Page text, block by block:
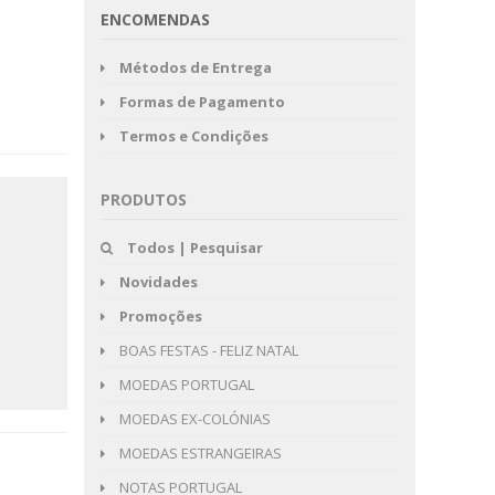
ENCOMENDAS
Métodos de Entrega
Formas de Pagamento
Termos e Condições
PRODUTOS
Todos | Pesquisar
Novidades
Promoções
BOAS FESTAS - FELIZ NATAL
MOEDAS PORTUGAL
MOEDAS EX-COLÓNIAS
MOEDAS ESTRANGEIRAS
NOTAS PORTUGAL